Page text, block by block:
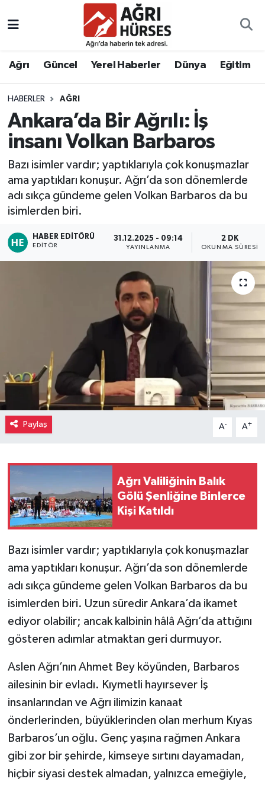
Ağrı Güncel Yerel Haberler Dünya Eğitim
HABERLER AĞRI
Ankara’da Bir Ağrılı: İş
insanı Volkan Barbaros
Bazı isimler vardır; yaptıklarıyla çok konuşmazlar
ama yaptıkları konuşur. Ağrı’da son dönemlerde
adı sıkça gündeme gelen Volkan Barbaros da bu
isimlerden biri.
HABER EDITÖRÜ
EDITÖR
31.12.2025 - 09:14
YAYINLANMA
2 DK
OKUNMA SÜRESI
Paylaş A- A+
Ağrı Valiliğinin Balık
Gölü Şenliğine Binlerce
Kişi Katıldı
Bazı isimler vardır; yaptıklarıyla çok konuşmazlar
ama yaptıkları konuşur. Ağrı’da son dönemlerde
adı sıkça gündeme gelen Volkan Barbaros da bu
isimlerden biri. Uzun süredir Ankara’da ikamet
ediyor olabilir; ancak kalbinin hâlâ Ağrı’da attığını
gösteren adımlar atmaktan geri durmuyor.
Aslen Ağrı’nın Ahmet Bey köyünden, Barbaros
ailesinin bir evladı. Kıymetli hayırsever İş
insanlarından ve Ağrı ilimizin kanaat
önderlerinden, büyüklerinden olan merhum Kıyas
Barbaros’un oğlu. Genç yaşına rağmen Ankara
gibi zor bir şehirde, kimseye sırtını dayamadan,
hiçbir siyasi destek almadan, yalnızca emeğiyle,
Hava Durumu
Tüm Manşetler
Son Dakika Haberleri
Haber Arşivi